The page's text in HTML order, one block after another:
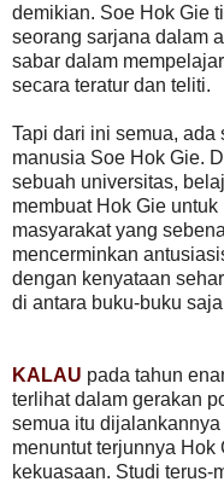
demikian. Soe Hok Gie
seorang sarjana dalam
sabar dalam
secara teratur dan teliti.
Tapi dari ini semua, ada
manusia Soe Hok Gie.
sebuah universitas,
membuat Hok Gie
masyarakat yang
mencerminkan
dengan kenyataan
di antara buku-buku
KALAU pada tahun
terlihat dalam gerakan
semua itu
menuntut terjunnya Hok
kekuasaan. Studi terus-